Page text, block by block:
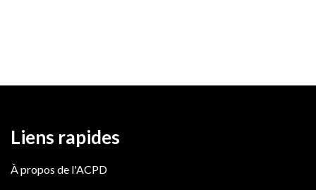
Liens rapides
À propos de l'ACPD